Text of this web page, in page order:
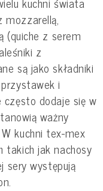
(quiche z serem
z
są jako składniki
i
często dodaje się w
ważny
kuchni tex-mex
takich jak nachosy
sery występują